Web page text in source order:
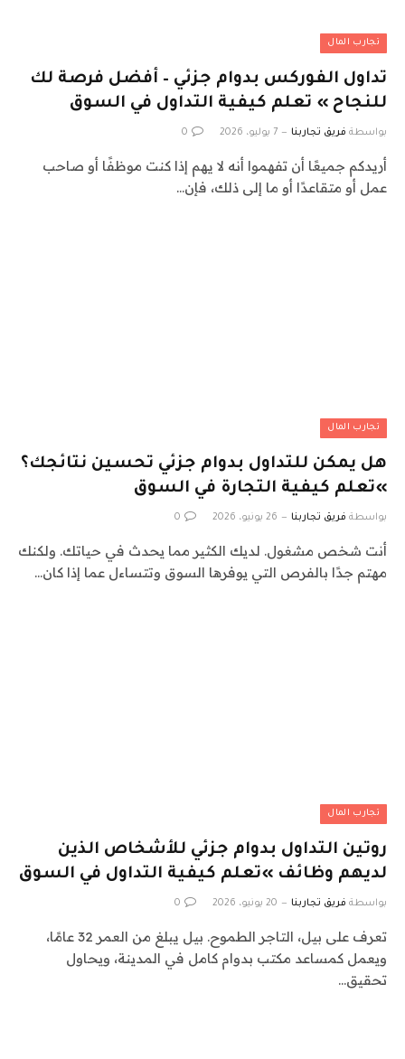
تجارب المال
تداول الفوركس بدوام جزئي – أفضل فرصة لك
للنجاح » تعلم كيفية التداول في السوق
بواسطة فريق تجاربنا 7 يوليو، 2026 0
أريدكم جميعًا أن تفهموا أنه لا يهم إذا كنت موظفًا أو صاحب
عمل أو متقاعدًا أو ما إلى ذلك، فإن…
تجارب المال
هل يمكن للتداول بدوام جزئي تحسين نتائجك؟
»تعلم كيفية التجارة في السوق
بواسطة فريق تجاربنا 26 يونيو، 2026 0
أنت شخص مشغول. لديك الكثير مما يحدث في حياتك. ولكنك
مهتم جدًا بالفرص التي يوفرها السوق وتتساءل عما إذا كان…
تجارب المال
روتين التداول بدوام جزئي للأشخاص الذين
لديهم وظائف »تعلم كيفية التداول في السوق
بواسطة فريق تجاربنا 20 يونيو، 2026 0
تعرف على بيل، التاجر الطموح. بيل يبلغ من العمر 32 عامًا،
ويعمل كمساعد مكتب بدوام كامل في المدينة، ويحاول
تحقيق…